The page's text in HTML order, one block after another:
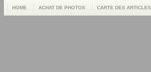
HOME ACHAT DE PHOTOS CARTE DES ARTICLES